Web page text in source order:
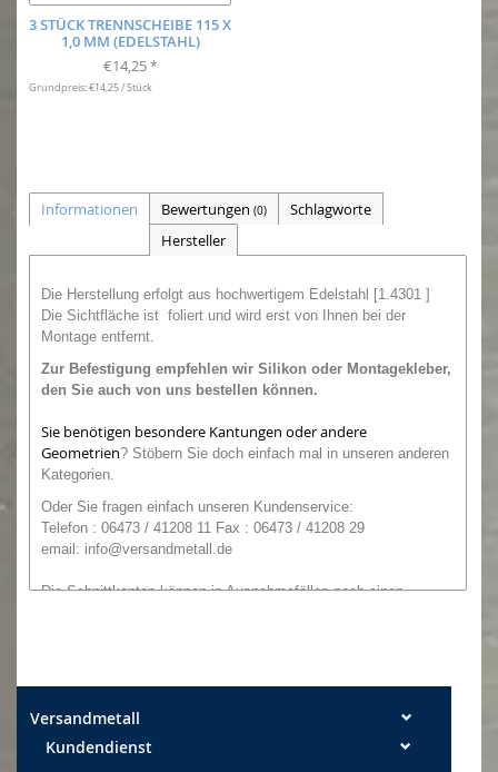
3 STÜCK TRENNSCHEIBE 115 X
1,0 MM (EDELSTAHL)
€14,25 *
Grundpreis: €14,25 / Stück
Informationen Bewertungen (0)
Schlagworte
Hersteller
Die Herstellung erfolgt aus hochwertigem Edelstahl [1.4301 ]
Die Sichtfläche ist foliert und wird erst von Ihnen bei der
Montage entfernt.
Zur Befestigung empfehlen wir Silikon oder Montagekleber,
den Sie auch von uns bestellen können.
Sie benötigen besondere Kantungen oder andere
Geometrien? Stöbern Sie doch einfach mal in unseren anderen
Kategorien.
Oder Sie fragen einfach unseren Kundenservice:
Telefon : 06473 / 41208 11 Fax : 06473 / 41208 29
email: info@versandmetall.de
Die Schnittkanten können in Ausnahmefällen noch einen
Versandmetall
Kundendienst